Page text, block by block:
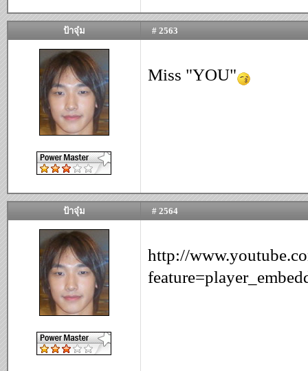
ป้าจุ๋ม # 2563
Miss "YOU"
ป้าจุ๋ม # 2564
http://